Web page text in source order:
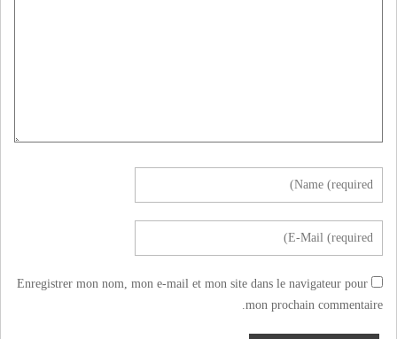
Enregistrer mon nom, mon e-mail et mon site dans le navigateur pour
mon prochain commentaire.